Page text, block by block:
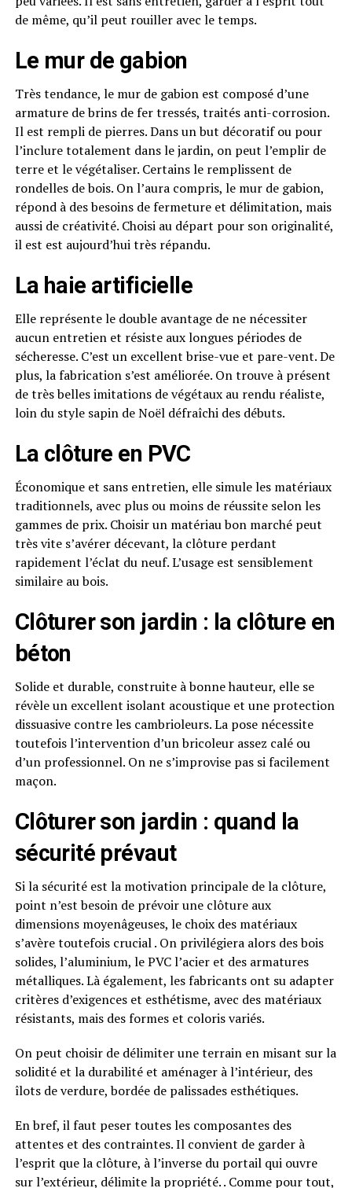
de même, qu’il peut rouiller avec le temps.
Le mur de gabion
Très tendance, le mur de gabion est composé d’une
armature de brins de fer tressés, traités anti-corrosion.
Il est rempli de pierres. Dans un but décoratif ou pour
l’inclure totalement dans le jardin, on peut l’emplir de
terre et le végétaliser. Certains le remplissent de
rondelles de bois. On l’aura compris, le mur de gabion,
répond à des besoins de fermeture et délimitation, mais
aussi de créativité. Choisi au départ pour son originalité,
il est est aujourd’hui très répandu.
La haie artificielle
Elle représente le double avantage de ne nécessiter
aucun entretien et résiste aux longues périodes de
sécheresse. C’est un excellent brise-vue et pare-vent. De
plus, la fabrication s’est améliorée. On trouve à présent
de très belles imitations de végétaux au rendu réaliste,
loin du style sapin de Noël défraîchi des débuts.
La clôture en PVC
Économique et sans entretien, elle simule les matériaux
traditionnels, avec plus ou moins de réussite selon les
gammes de prix. Choisir un matériau bon marché peut
très vite s’avérer décevant, la clôture perdant
rapidement l’éclat du neuf. L’usage est sensiblement
similaire au bois.
Clôturer son jardin : la clôture en
béton
Solide et durable, construite à bonne hauteur, elle se
révèle un excellent isolant acoustique et une protection
dissuasive contre les cambrioleurs. La pose nécessite
toutefois l’intervention d’un bricoleur assez calé ou
d’un professionnel. On ne s’improvise pas si facilement
maçon.
Clôturer son jardin : quand la
sécurité prévaut
Si la sécurité est la motivation principale de la clôture,
point n’est besoin de prévoir une clôture aux
dimensions moyenâgeuses, le choix des matériaux
s’avère toutefois crucial . On privilégiera alors des bois
solides, l’aluminium, le PVC l’acier et des armatures
métalliques. Là également, les fabricants ont su adapter
critères d’exigences et esthétisme, avec des matériaux
résistants, mais des formes et coloris variés.
On peut choisir de délimiter une terrain en misant sur la
solidité et la durabilité et aménager à l’intérieur, des
îlots de verdure, bordée de palissades esthétiques.
En bref, il faut peser toutes les composantes des
attentes et des contraintes. Il convient de garder à
l’esprit que la clôture, à l’inverse du portail qui ouvre
sur l’extérieur, délimite la propriété. . Comme pour tout,